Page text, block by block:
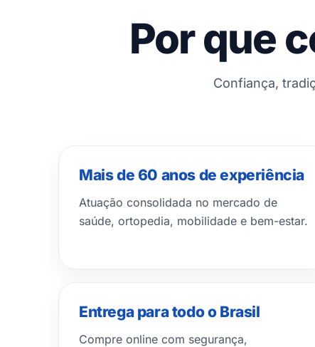
Por que
Confiança,
Mais de 60 anos de experiência
Atuação consolidada no mercado de
saúde, ortopedia, mobilidade e bem-estar.
Entrega para todo o Brasil
Compre online com segurança,